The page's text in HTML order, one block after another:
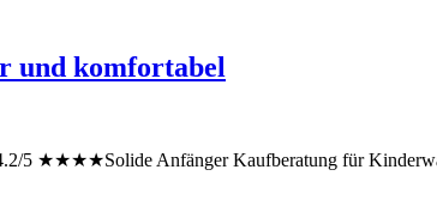
und komfortabel
5 ★★★★Solide Anfänger Kaufberatung für